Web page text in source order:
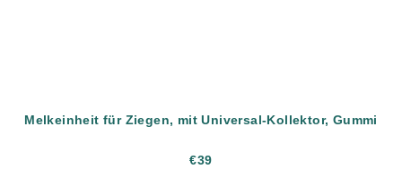
Melkeinheit für Ziegen, mit Universal-Kollektor, Gummi
€39